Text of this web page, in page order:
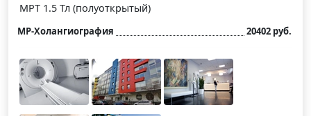
МРТ 1.5 Тл (полуоткрытый)
МР-Холангиография 20402 руб.